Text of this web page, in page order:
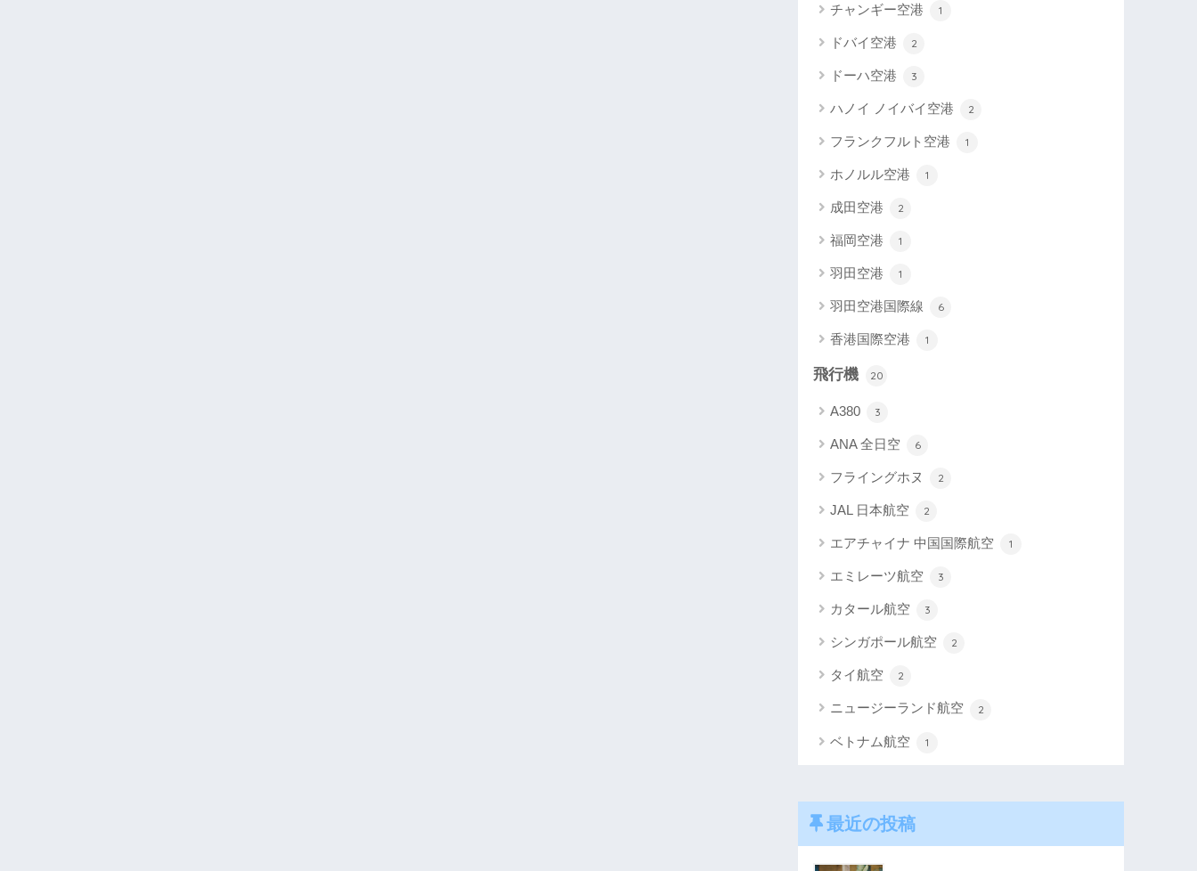
チャンギー空港 1
ドバイ空港 2
ドーハ空港 3
ハノイ ノイバイ空港 2
フランクフルト空港 1
ホノルル空港 1
成田空港 2
福岡空港 1
羽田空港 1
羽田空港国際線 6
香港国際空港 1
飛行機 20
A380 3
ANA 全日空 6
フライングホヌ 2
JAL 日本航空 2
エアチャイナ 中国国際航空 1
エミレーツ航空 3
カタール航空 3
シンガポール航空 2
タイ航空 2
ニュージーランド航空 2
ベトナム航空 1
最近の投稿